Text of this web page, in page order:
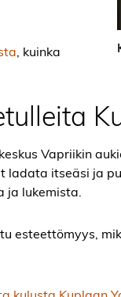
, kuinka
Vapriikin
ladata itseäsi ja
ja lukemista.
esteettömyys,